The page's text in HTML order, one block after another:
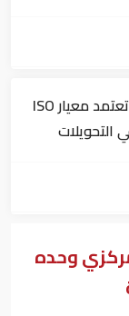
البنوك المصرية تعتمد معيار ISO
في التحويلات
وحده